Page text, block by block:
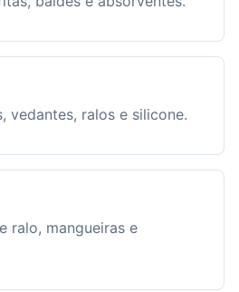
vedantes, ralos e silicone.
ralo, mangueiras e